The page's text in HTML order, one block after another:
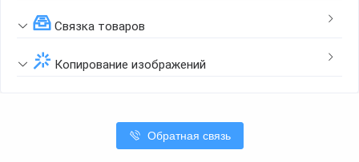
Связка товаров
Копирование изображений
Обратная связь